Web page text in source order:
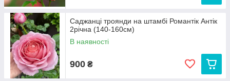
Саджанці троянди на штамбі Романтік Антік
2річна (140-160см)
В наявності
900 ₴